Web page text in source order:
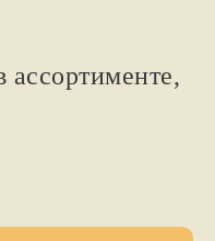
ассортименте,